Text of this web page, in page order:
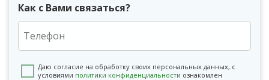
Как с Вами связаться?
Даю согласие на обработку своих персональных данных, с
условиями политики конфиденциальности ознакомлен